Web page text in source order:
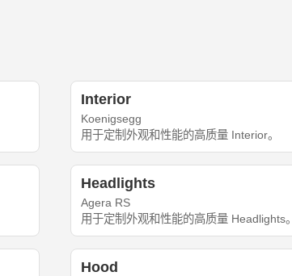
Interior
Koenigsegg
用于定制外观和性能的高质量 Interior。
Headlights
Agera RS
用于定制外观和性能的高质量 Headlights。
Hood